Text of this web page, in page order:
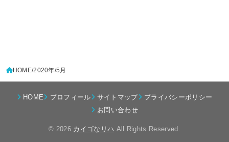
HOME 2020年 5月
HOME プロフィール サイトマップ
プライバシーポリシー
お問い合わせ
© 2026 カイゴなリハ All Rights Reserved.